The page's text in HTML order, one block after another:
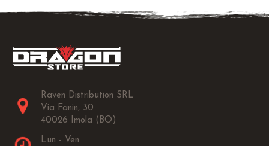
Raven Distribution SRL
Via Fanin, 30
40026 Imola (BO)
Lun - Ven: